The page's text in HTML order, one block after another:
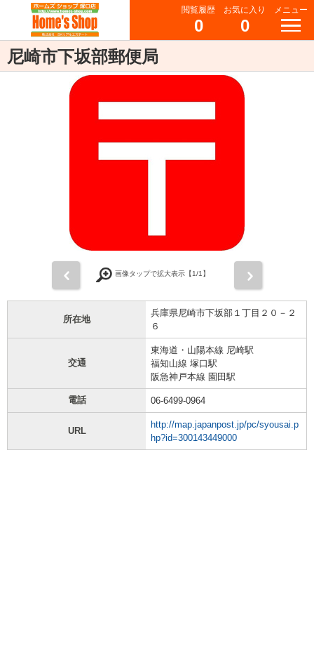
閲覧履歴
0
お気に入り
0
メニュー
尼崎市下坂部郵便局
画像タップで拡大表示【1/1】
所在地
兵庫県尼崎市下坂部１丁目２０－２
６
交通
東海道・山陽本線 尼崎駅
福知山線 塚口駅
阪急神戸本線 園田駅
電話 06-6499-0964
URL
http://map.japanpost.jp/pc/syousai.p
hp?id=300143449000